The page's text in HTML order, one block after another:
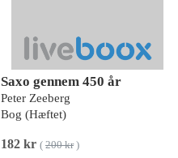
Saxo gennem 450 år
Peter Zeeberg
Bog (Hæftet)
182 kr ( 200 kr)